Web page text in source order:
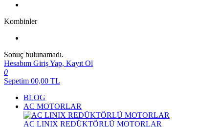
Kombinler
Sonuç bulunamadı.
Hesabım Giriş Yap, Kayıt Ol
0
Sepetim 00,00 TL
BLOG
AC MOTORLAR
AC LINIX REDÜKTÖRLÜ MOTORLAR